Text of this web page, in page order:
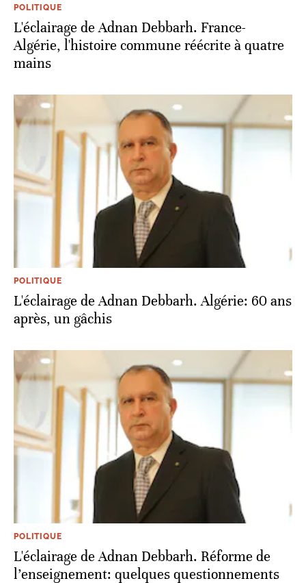
POLITIQUE
L'éclairage de Adnan Debbarh. France-
Algérie, l'histoire commune réécrite à quatre
mains
POLITIQUE
L'éclairage de Adnan Debbarh. Algérie: 60 ans
après, un gâchis
POLITIQUE
L'éclairage de Adnan Debbarh. Réforme de
l’enseignement: quelques questionnements